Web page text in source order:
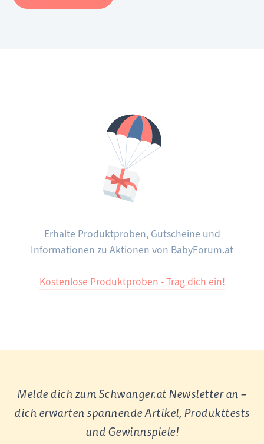
Erhalte Produktproben, Gutscheine und
Informationen zu Aktionen von BabyForum.at
Kostenlose Produktproben - Trag dich ein!
Melde dich zum Schwanger.at Newsletter an –
dich erwarten spannende Artikel, Produkttests
und Gewinnspiele!